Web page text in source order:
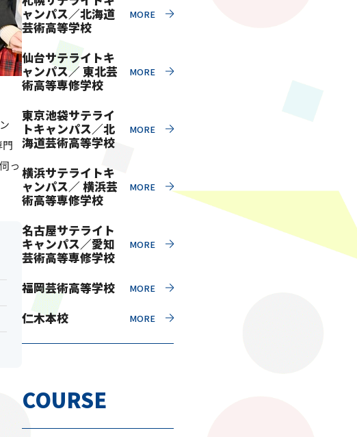
っ
ャンパス／北海道
芸術高等学校
仙台サテライトキ
ャンパス／ 東北芸
術高等専修学校
東京池袋サテライ
トキャンパス／北
海道芸術高等学校
横浜サテライトキ
ャンパス／ 横浜芸
術高等専修学校
名古屋サテライト
キャンパス／愛知
芸術高等専修学校
福岡芸術高等学校
仁木本校
COURSE